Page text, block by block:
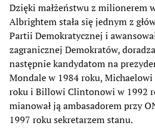
Dzięki małżeństwu z milionerem
Albrightem stała się jednym z
Partii Demokratycznej i
zagranicznej Demokratów,
następnie kandydatom na
Mondale w 1984 roku,
roku i Billowi Clintonowi w 1992
mianował ją ambasadorem przy
1997 roku sekretarzem stanu.